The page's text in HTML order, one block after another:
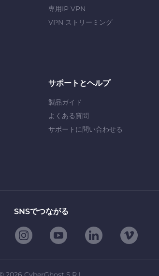
専用IP VPN
VPN ストリーミング
サポートとヘルプ
製品ガイド
よくある質問
サポートに問い合わせる
SNSでつながる